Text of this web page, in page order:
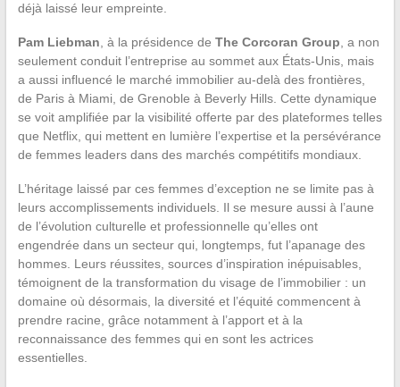
déjà laissé leur empreinte.
Pam Liebman , à la présidence de The Corcoran Group , a non
seulement conduit l’entreprise au sommet aux États-Unis, mais
a aussi influencé le marché immobilier au-delà des frontières,
de Paris à Miami, de Grenoble à Beverly Hills. Cette dynamique
se voit amplifiée par la visibilité offerte par des plateformes telles
que Netflix, qui mettent en lumière l’expertise et la persévérance
de femmes leaders dans des marchés compétitifs mondiaux.
L’héritage laissé par ces femmes d’exception ne se limite pas à
leurs accomplissements individuels. Il se mesure aussi à l’aune
de l’évolution culturelle et professionnelle qu’elles ont
engendrée dans un secteur qui, longtemps, fut l’apanage des
hommes. Leurs réussites, sources d’inspiration inépuisables,
témoignent de la transformation du visage de l’immobilier : un
domaine où désormais, la diversité et l’équité commencent à
prendre racine, grâce notamment à l’apport et à la
reconnaissance des femmes qui en sont les actrices
essentielles.